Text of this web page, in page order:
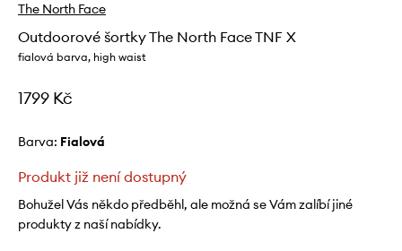
The North Face
Outdoorové šortky The North Face TNF X
fialová barva, high waist
1799 Kč
Barva: fialová
Produkt již není dostupný
Bohužel Vás někdo předběhl, ale možná se Vám zalíbí jiné
produkty z naší nabídky.